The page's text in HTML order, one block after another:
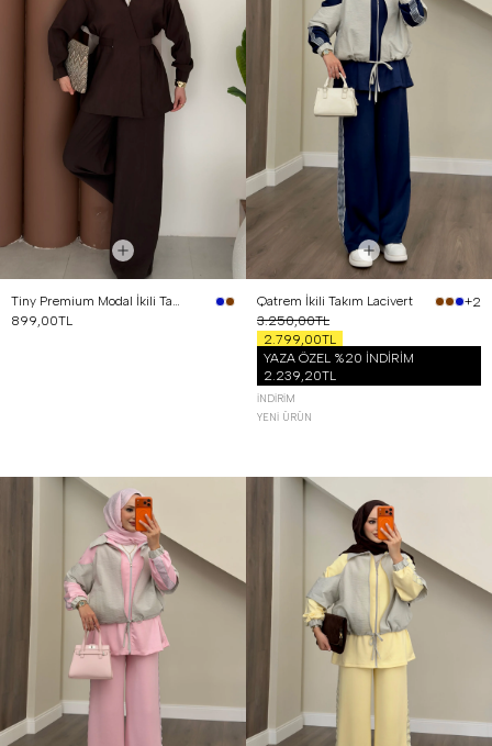
Tiny Premium Modal İkili Takım Kahverengi
899,00TL
Qatrem İkili Takım Lacivert
+2
3.250,00TL
2.799,00TL
YAZA ÖZEL %20 İNDİRİM
2.239,20TL
İNDIRIM
YENI ÜRÜN